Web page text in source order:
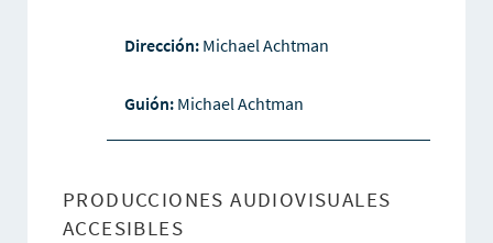
Dirección: Michael Achtman
Guión: Michael Achtman
PRODUCCIONES AUDIOVISUALES
ACCESIBLES